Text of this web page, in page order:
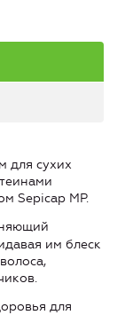
для сухих
Sepicap MP.
им блеск
для